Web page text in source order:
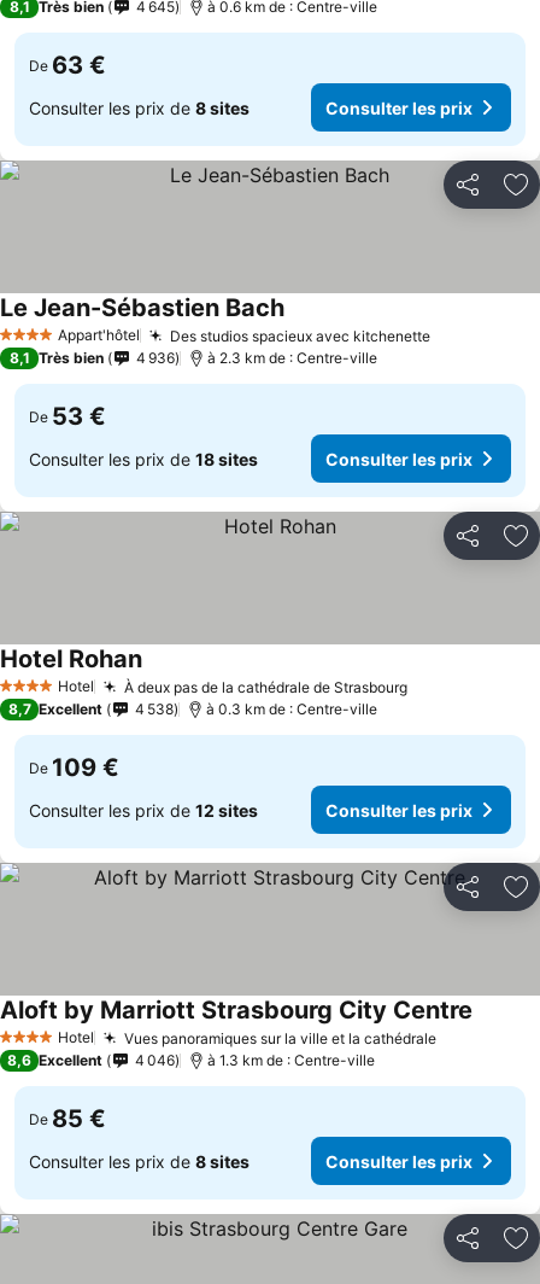
8,1 Très bien 4 645 à 0.6 km de : Centre-ville
De 63 €
Consulter les prix de 8 sites Consulter les prix
Partager
4 Étoiles Appart'hôtel Des studios spacieux avec kitchenette
Le Jean-Sébastien Bach
8,1 Très bien 4 936 à 2.3 km de : Centre-ville
De 53 €
Consulter les prix de 18 sites Consulter les prix
Partager
4 Étoiles Hotel À deux pas de la cathédrale de Strasbourg
Hotel Rohan
8,7 Excellent 4 538 à 0.3 km de : Centre-ville
De 109 €
Consulter les prix de 12 sites Consulter les prix
Partager
4 Étoiles Hotel Vues panoramiques sur la ville et la cathédrale
Aloft by Marriott Strasbourg City Centre
8,6 Excellent 4 046 à 1.3 km de : Centre-ville
De 85 €
Consulter les prix de 8 sites Consulter les prix
Partager